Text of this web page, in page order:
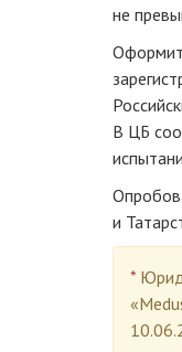
не
В ЦБ
и
*